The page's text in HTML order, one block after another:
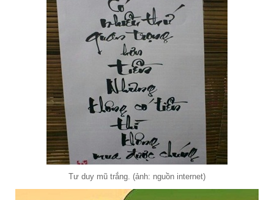
Tư duy mũ trắng. (ảnh: nguồn internet)